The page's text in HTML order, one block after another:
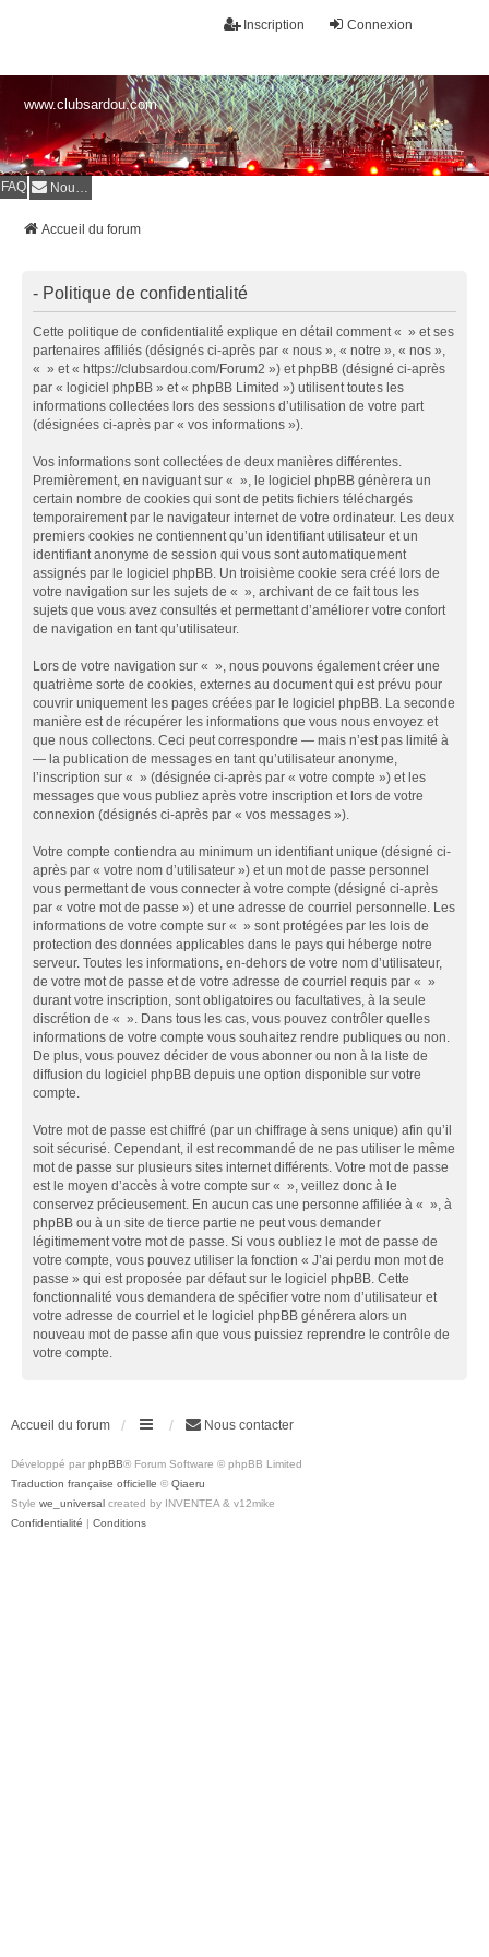
Connexion
Inscription
www.clubsardou.com
FAQ Nous contacter
Accueil du forum
- Politique de confidentialité
Cette politique de confidentialité explique en détail comment « » et ses
partenaires affiliés (désignés ci-après par « nous », « notre », « nos »,
« » et « https://clubsardou.com/Forum2 ») et phpBB (désigné ci-après
par « logiciel phpBB » et « phpBB Limited ») utilisent toutes les
informations collectées lors des sessions d’utilisation de votre part
(désignées ci-après par « vos informations »).
Vos informations sont collectées de deux manières différentes.
Premièrement, en naviguant sur « », le logiciel phpBB génèrera un
certain nombre de cookies qui sont de petits fichiers téléchargés
temporairement par le navigateur internet de votre ordinateur. Les deux
premiers cookies ne contiennent qu’un identifiant utilisateur et un
identifiant anonyme de session qui vous sont automatiquement
assignés par le logiciel phpBB. Un troisième cookie sera créé lors de
votre navigation sur les sujets de « », archivant de ce fait tous les
sujets que vous avez consultés et permettant d’améliorer votre confort
de navigation en tant qu’utilisateur.
Lors de votre navigation sur « », nous pouvons également créer une
quatrième sorte de cookies, externes au document qui est prévu pour
couvrir uniquement les pages créées par le logiciel phpBB. La seconde
manière est de récupérer les informations que vous nous envoyez et
que nous collectons. Ceci peut correspondre — mais n’est pas limité à
— la publication de messages en tant qu’utilisateur anonyme,
l’inscription sur « » (désignée ci-après par « votre compte ») et les
messages que vous publiez après votre inscription et lors de votre
connexion (désignés ci-après par « vos messages »).
Votre compte contiendra au minimum un identifiant unique (désigné ci-
après par « votre nom d’utilisateur ») et un mot de passe personnel
vous permettant de vous connecter à votre compte (désigné ci-après
par « votre mot de passe ») et une adresse de courriel personnelle. Les
informations de votre compte sur « » sont protégées par les lois de
protection des données applicables dans le pays qui héberge notre
serveur. Toutes les informations, en-dehors de votre nom d’utilisateur,
de votre mot de passe et de votre adresse de courriel requis par « »
durant votre inscription, sont obligatoires ou facultatives, à la seule
discrétion de « ». Dans tous les cas, vous pouvez contrôler quelles
informations de votre compte vous souhaitez rendre publiques ou non.
De plus, vous pouvez décider de vous abonner ou non à la liste de
diffusion du logiciel phpBB depuis une option disponible sur votre
compte.
Votre mot de passe est chiffré (par un chiffrage à sens unique) afin qu’il
soit sécurisé. Cependant, il est recommandé de ne pas utiliser le même
mot de passe sur plusieurs sites internet différents. Votre mot de passe
est le moyen d’accès à votre compte sur « », veillez donc à le
conservez précieusement. En aucun cas une personne affiliée à « », à
phpBB ou à un site de tierce partie ne peut vous demander
légitimement votre mot de passe. Si vous oubliez le mot de passe de
votre compte, vous pouvez utiliser la fonction « J’ai perdu mon mot de
passe » qui est proposée par défaut sur le logiciel phpBB. Cette
fonctionnalité vous demandera de spécifier votre nom d’utilisateur et
votre adresse de courriel et le logiciel phpBB générera alors un
nouveau mot de passe afin que vous puissiez reprendre le contrôle de
votre compte.
Accueil du forum Nous contacter
Développé par phpBB® Forum Software © phpBB Limited
Traduction française officielle © Qiaeru
Style we_universal created by INVENTEA & v12mike
Confidentialité | Conditions